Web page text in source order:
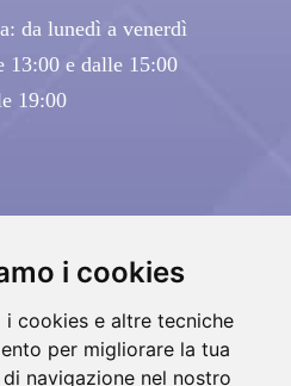
i cookies
i cookies e altre tecniche
per migliorare la tua
navigazione nel nostro
da lunedì a venerdì
13:00 e dalle 15:00
19:00
Arredall Infissi srl Tutti i